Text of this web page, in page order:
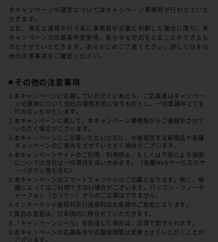
本キャンペーンの運営についてはキャンペーン事務局が行わせていた
だきます。
なお、適正な運用を行う為に事務局が必要と判断した場合に限り、本
キャンペーンの応募条件変更等、あらゆる対応をとることができるも
のとさせていただきます。あらかじめご了承ください。詳しくはその
他の注意事項をご確認ください。
その他の注意事項
1.本キャンペーンに応募していただくにあたり、ご応募者はキャンペー
ンの運用について当社の運用方法に従うものとし、一切異議申立てを
行わないものとします。
2.本キャンペーンに関して、本キャンペーン事務局からご連絡をさせて
いただく場合がございます。
3.本キャンペーンにご応募いただいた方に、今後発売する新商品や各種
キャンペーンのご案内をさせていただく場合がございます。
4.本キャンペーンサイトのご利用・利用停止、もしくは不能による損害
については当社は一切責任を負いかねます。（各種Webサービスのサ
ーバダウン等も含む）
5.本キャンペーンはスマートフォンからのご応募となります。稀に、機
種によってはご利用できない場合がございます。パソコン・フィーチ
ャーフォン（ガラケー）からのご応募はできません。
6.インターネット接続料及び通信料はお客様のご負担となります。
7.賞品の進呈は、日本国内に限らせていただきます。
8.「キャンペーンシール」を偽造した場合は、法律で罰せられます。
9.本キャンペーンの応募条件や応募期間等は変更させていただくことが
ございます。